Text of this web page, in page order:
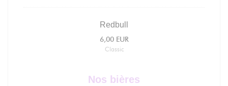
Redbull
6,00 EUR
Classic
Nos bières